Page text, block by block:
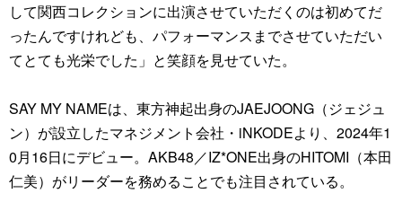
して関西コレクションに出演させていただくのは初めてだ
ったんですけれども、パフォーマンスまでさせていただい
てとても光栄でした」と笑顔を見せていた。
SAY MY NAMEは、東方神起出身のJAEJOONG（ジェジュ
ン）が設立したマネジメント会社・iNKODEより、2024年1
0月16日にデビュー。AKB48／IZ*ONE出身のHITOMI（本田
仁美）がリーダーを務めることでも注目されている。